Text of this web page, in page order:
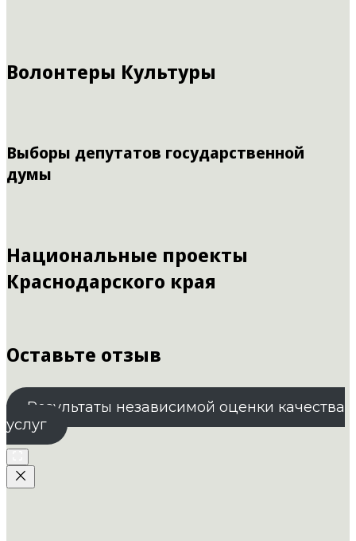
Волонтеры Культуры
Выборы депутатов государственной
думы
Национальные проекты
Краснодарского края
Оставьте отзыв
Результаты независимой оценки качества
услуг